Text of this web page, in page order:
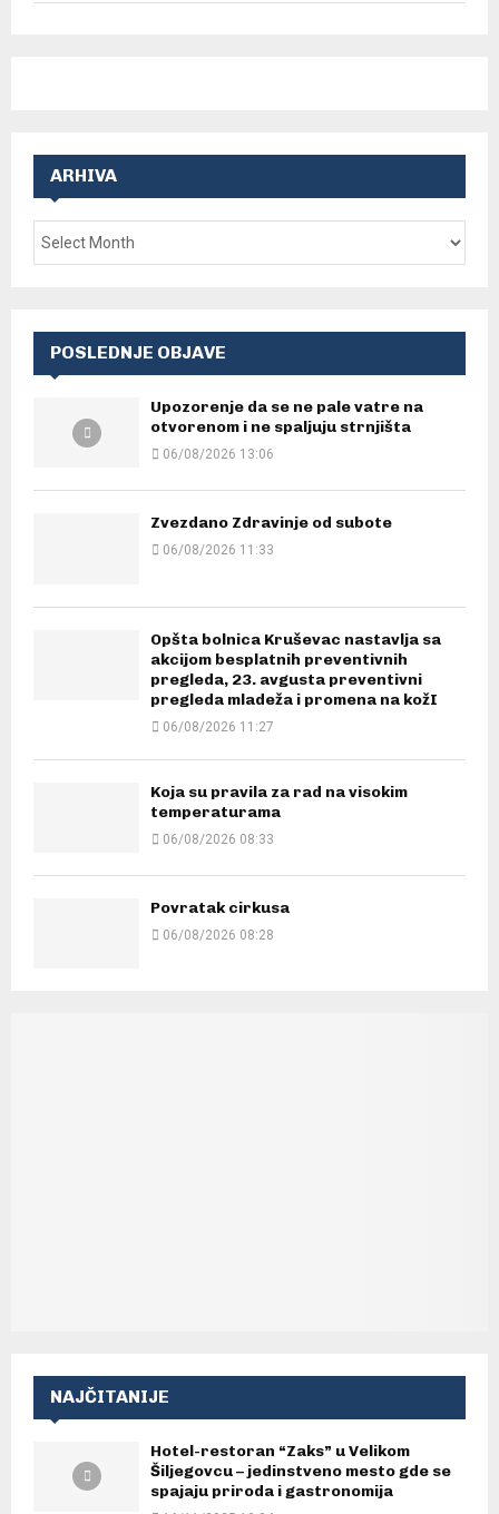
ARHIVA
POSLEDNJE OBJAVE
Upozorenje da se ne pale vatre na
otvorenom i ne spaljuju strnjišta
06/08/2026 13:06
Zvezdano Zdravinje od subote
06/08/2026 11:33
Opšta bolnica Kruševac nastavlja sa
akcijom besplatnih preventivnih
pregleda, 23. avgusta preventivni
pregleda mladeža i promena na kožI
06/08/2026 11:27
Koja su pravila za rad na visokim
temperaturama
06/08/2026 08:33
Povratak cirkusa
06/08/2026 08:28
NAJČITANIJE
Hotel-restoran “Zaks” u Velikom
Šiljegovcu – jedinstveno mesto gde se
spajaju priroda i gastronomija